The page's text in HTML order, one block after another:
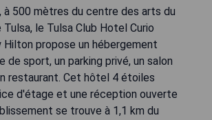
à 500 mètres du centre des arts du
le Tulsa Club Hotel Curio
propose un hébergement
de sport, un parking privé, un salon
restaurant. Cet hôtel 4 étoiles
d'étage et une réception ouverte
se trouve à 1,1 km du